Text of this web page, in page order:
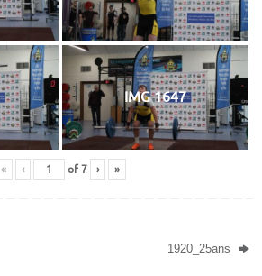
IMG 1647
« ‹ of7 › »
1920_25ans